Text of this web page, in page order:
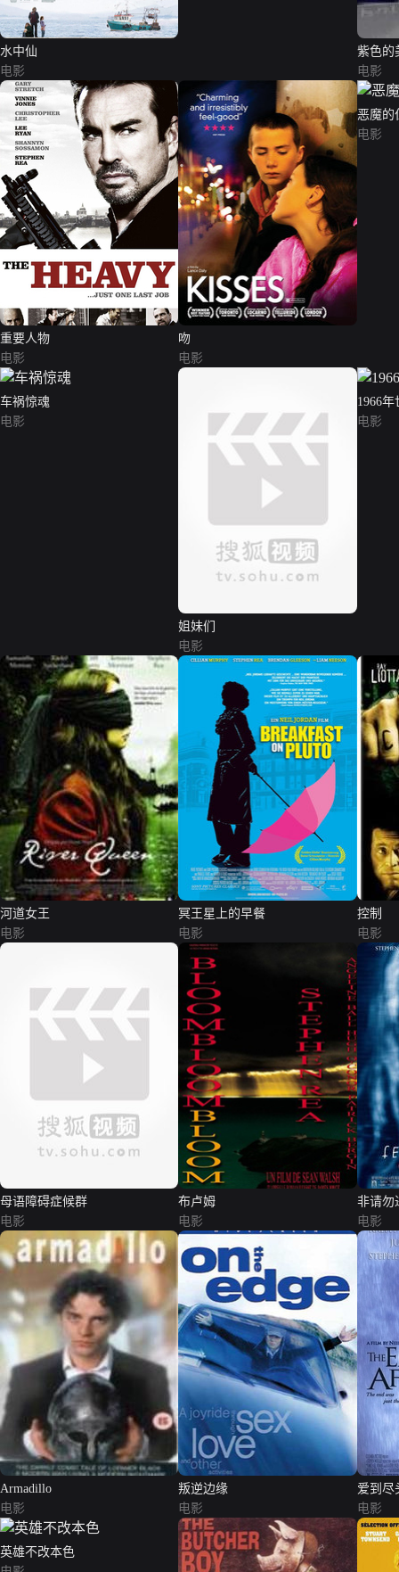
水中仙
电影
紫色的
电影
重要人物
电影
吻
电影
恶魔的
电影
车祸惊魂
电影
姐妹们
电影
1966年
电影
河道女王
电影
冥王星上的早餐
电影
控制
电影
母语障碍症候群
电影
布卢姆
电影
非请勿
电影
Armadillo
电影
叛逆边缘
电影
爱到尽
电影
英雄不改本色